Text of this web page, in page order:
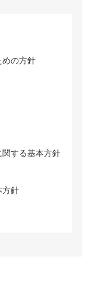
めの方針
する基本方針
方針